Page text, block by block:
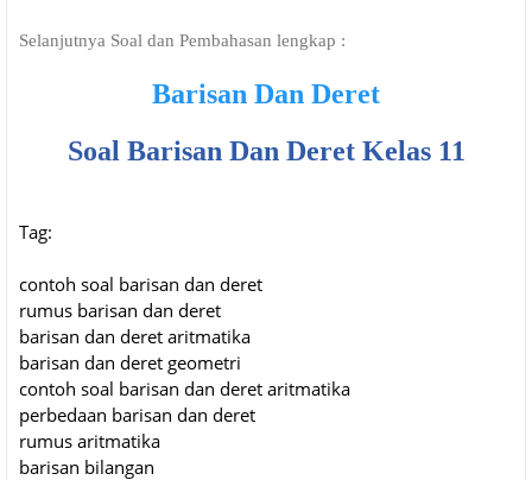
Selanjutnya Soal dan Pembahasan lengkap :
Barisan Dan Deret
Soal Barisan Dan Deret Kelas 11
Tag:
contoh soal barisan dan deret
rumus barisan dan deret
barisan dan deret aritmatika
barisan dan deret geometri
contoh soal barisan dan deret aritmatika
perbedaan barisan dan deret
rumus aritmatika
barisan bilangan